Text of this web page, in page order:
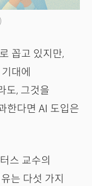
꼽고 있지만,
대에
도, 그것을
한다면 AI 도입은
스 교수의
는 다섯 가지